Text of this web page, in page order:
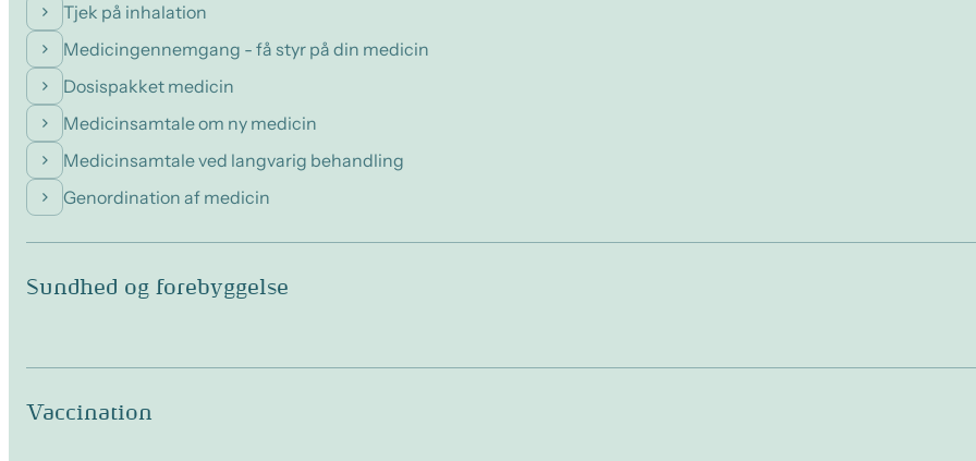
Tjek på inhalation
Medicingennemgang - få styr på din medicin
Dosispakket medicin
Medicinsamtale om ny medicin
Medicinsamtale ved langvarig behandling
Genordination af medicin
Sundhed og forebyggelse
Vaccination